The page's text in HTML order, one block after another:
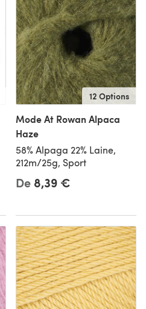
12 Options
Mode At Rowan Alpaca
Haze
58% Alpaga 22% Laine,
212m/25g, Sport
De 8,39 €